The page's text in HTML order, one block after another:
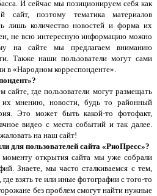
И сейчас мы позиционируем себя как
сайт, поэтому тематика материалов
лишь количество новостей и форма их
не всю интересную информацию можно
на сайте мы предлагаем вниманию
Также наши пользователи могут сами
в «Народном корреспонденте».
где пользователи могут размещать
их мнению, новости, будь то районный
Это может быть какой-то фотофакт,
видео с места событий и так далее.
на наш сайт!
для пользователей сайта «РиоПресс»?
моменту открытия сайта мы уже собрали
Знаете, мы часто сталкиваемся с тем,
взять те или иные фотографии с того-то
без проблем смогут найти нужные